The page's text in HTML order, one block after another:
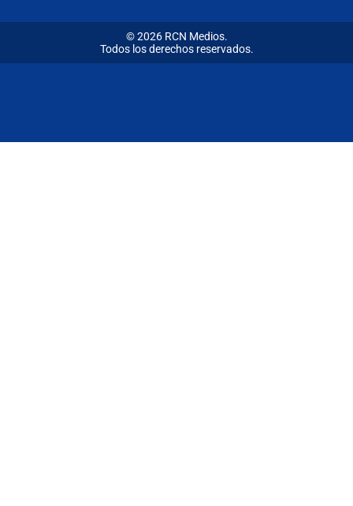
© 2026 RCN Medios.
Todos los derechos reservados.